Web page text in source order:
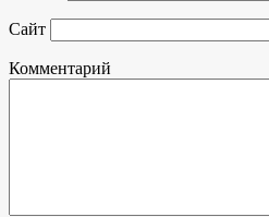
Сайт
Комментарий